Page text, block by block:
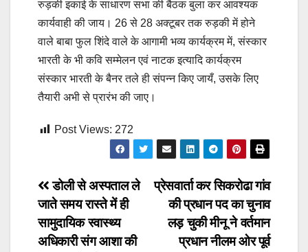
रुड़की इकाई के साधारण सभा की बैठक बुला कर आवश्यक
कार्यवाही की जाय। 26 से 28 अक्टूबर तक रुड़की में होने
वाले बाबा फुल शिंदे वाले के आगामी भव्य कार्यक्रम में, संस्कार
भारती के भी कवि सम्मेलन एवं नाटक इत्यादि कार्यक्रम
संस्कार भारती के बैनर तले ही संपन्न किए जायँ, उसके लिए
तैयारी अभी से प्रारंभ की जाए।
Post Views: 272
Post
navigation
प्रेसवार्ता कर सिकरोढा गांव
की प्रधान पद का चुनाव
लड़ चुकी मीनू ने वर्तमान
प्रधान नीलम ओर पूर्व
डोली से अस्पताल ले
जाते समय रास्ते में ही
सामुदायिक स्वास्थ्य
अधिकारी संग आशा की